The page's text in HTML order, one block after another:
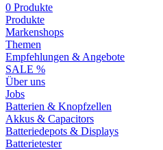
0 Produkte
Produkte
Markenshops
Themen
Empfehlungen & Angebote
SALE %
Über uns
Jobs
Batterien & Knopfzellen
Akkus & Capacitors
Batteriedepots & Displays
Batterietester